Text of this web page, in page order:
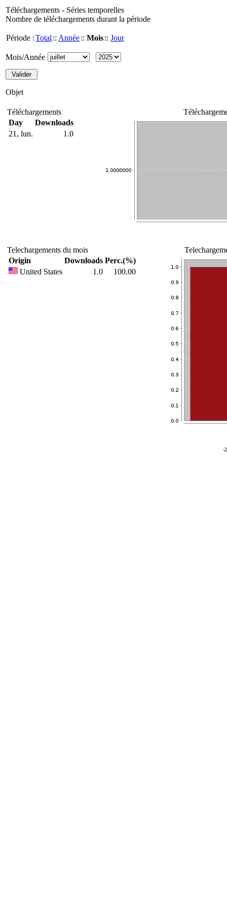
Téléchargements - Séries temporelles
Nombre de téléchargements durant la période
Période :Total :: Année:: Mois:: Jour
Mois/Année
Objet
Téléchargements
Day
Downloads
21, lun.
1.0
Telechargements du mois
Origin
Downloads Perc.(%)
United States
1.0 100.00